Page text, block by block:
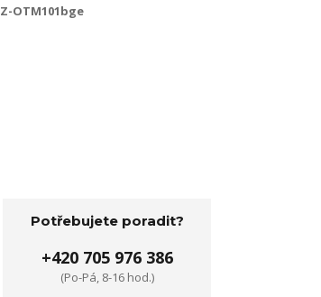
Z-OTM101bge
Potřebujete poradit?
+420 705 976 386
(Po-Pá, 8-16 hod.)